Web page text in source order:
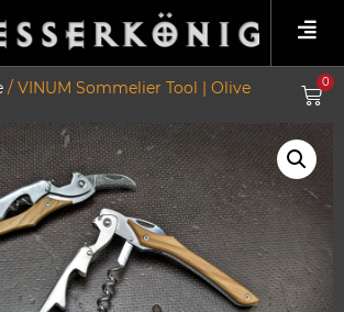
0
/ VINUM Sommelier Tool | Olive